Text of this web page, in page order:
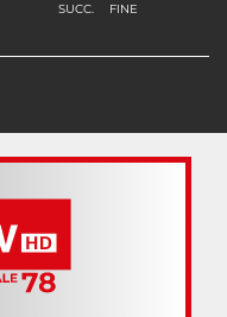
SUCC. FINE